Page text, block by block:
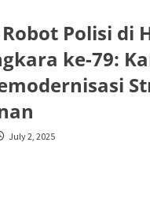
Polisi di
ke-79:
July 2, 2025